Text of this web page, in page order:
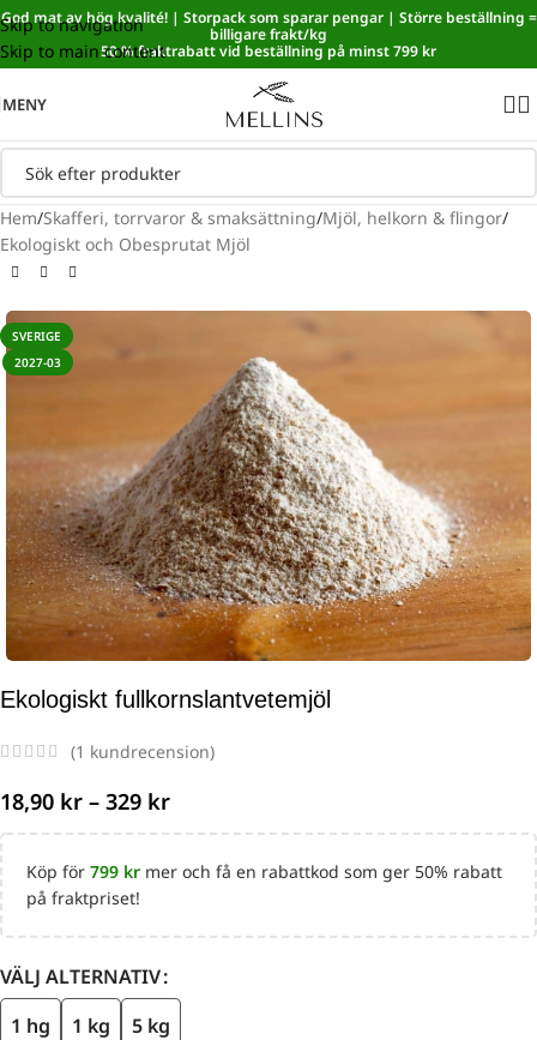
Skip to navigation
Skip to main content
Sänkt matmoms! I kassan dras automatiskt 5,35 % av från alla
varor.
God mat av hög kvalité! | Storpack som sparar pengar | Större beställning =
billigare frakt/kg
50 % fraktrabatt vid beställning på minst 799 kr
MENY
Hem/Skafferi, torrvaror & smaksättning/Mjöl, helkorn & flingor/
Ekologiskt och Obesprutat Mjöl
SVERIGE
2027-03
Ekologiskt fullkornslantvetemjöl
(1 kundrecension)
18,90 kr – 329 kr
Köp för 799 kr mer och få en rabattkod som ger 50% rabatt
på fraktpriset!
VÄLJ ALTERNATIV
1 hg
1 kg 5 kg